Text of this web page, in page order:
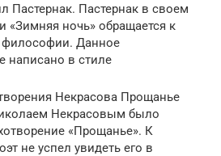
Пастернак. Пастернак в своем
«Зимняя ночь» обращается к
Данное
написано в стиле
Некрасова Прощанье
Некрасовым было
«Прощанье». К
не успел увидеть его в